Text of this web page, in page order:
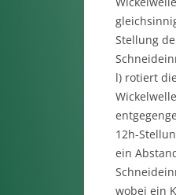
Stellung
l) rotiert
12h-
ein
wobei ein